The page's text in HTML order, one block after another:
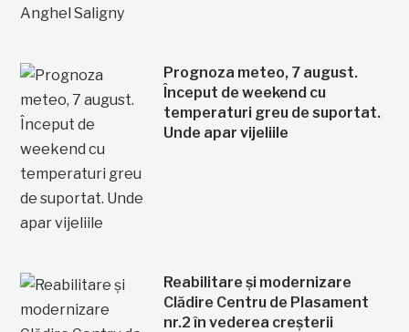
Prognoza meteo, 7 august.
Început de weekend cu
temperaturi greu de suportat.
Unde apar vijeliile
Reabilitare și modernizare
Clădire Centru de Plasament
nr.2 în vederea creșterii